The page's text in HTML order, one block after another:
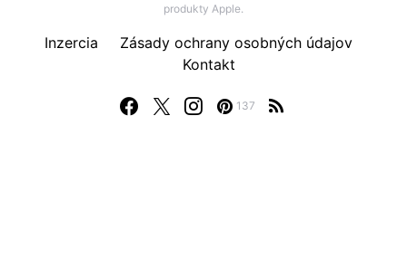
produkty Apple.
137
Inzercia
Zásady ochrany osobných údajov
Kontakt